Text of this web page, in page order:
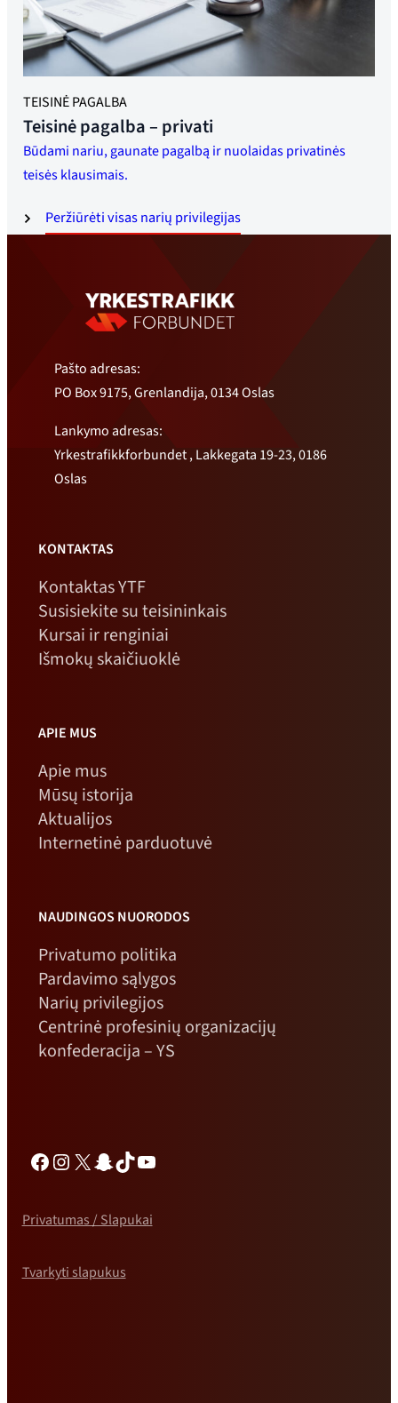
Peržiūrėti visas narių privilegijas
TEISINĖ PAGALBA
Teisinė pagalba – privati
Būdami nariu, gaunate pagalbą ir nuolaidas privatinės
teisės klausimais.
Pašto adresas:
PO Box 9175, Grenlandija, 0134 Oslas
Lankymo adresas:
Yrkestrafikkforbundet , Lakkegata 19-23, 0186
Oslas
KONTAKTAS
Kontaktas YTF
Susisiekite su teisininkais
Kursai ir renginiai
Išmokų skaičiuoklė
APIE MUS
Apie mus
Mūsų istorija
Aktualijos
Internetinė parduotuvė
NAUDINGOS NUORODOS
Privatumo politika
Pardavimo sąlygos
Narių privilegijos
Centrinė profesinių organizacijų
konfederacija – YS
Privatumas / Slapukai
Tvarkyti slapukus
Facebook
Instagramas
X „Snapchat“
TikTok„YouTube“